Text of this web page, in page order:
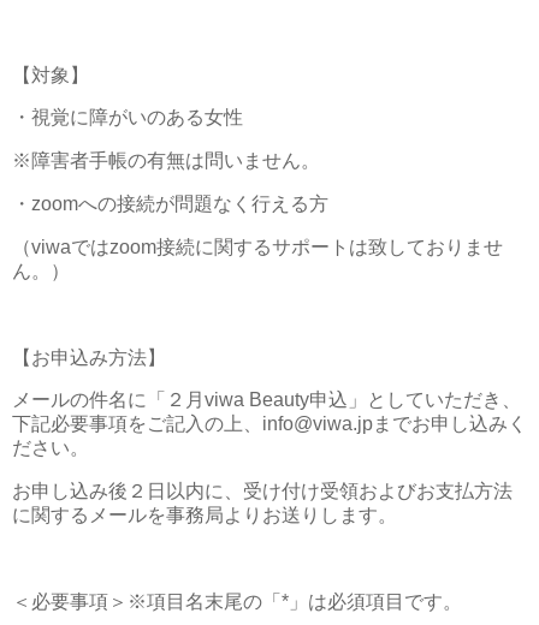
【対象】
・視覚に障がいのある女性
※障害者手帳の有無は問いません。
・zoomへの接続が問題なく行える方
（viwaではzoom接続に関するサポートは致しておりませ
ん。）
【お申込み方法】
メールの件名に「２月viwa Beauty申込」としていただき、
下記必要事項をご記入の上、info@viwa.jpまでお申し込みく
ださい。
お申し込み後２日以内に、受け付け受領およびお支払方法
に関するメールを事務局よりお送りします。
＜必要事項＞※項目名末尾の「*」は必須項目です。